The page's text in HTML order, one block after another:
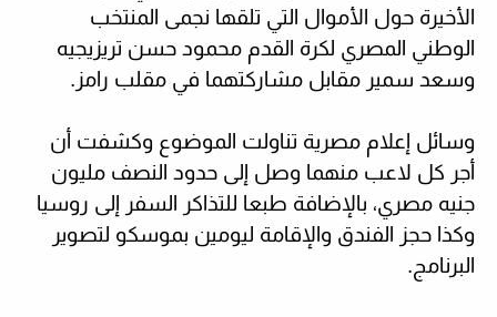
الأخيرة حول الأموال التي تلقها نجمى المنتخب
الوطني المصري لكرة القدم محمود حسن تريزيجيه
وسعد سمير مقابل مشاركتهما في مقلب رامز .
وسائل إعلام مصرية تناولت الموضوع وكشفت أن
أجر كل لاعب منهما وصل إلى حدود النصف مليون
جنيه مصري، بالإضافة طبعا للتذاكر السفر إلى روسيا
وكذا حجز الفندق والإقامة ليومين بموسكو لتصوير
البرنامج.